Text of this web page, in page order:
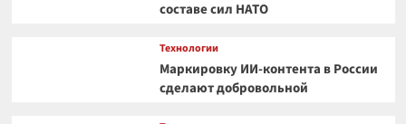
составе сил НАТО
Технологии
Маркировку ИИ-контента в России
сделают добровольной